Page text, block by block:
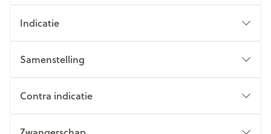
Indicatie
Samenstelling
Contra indicatie